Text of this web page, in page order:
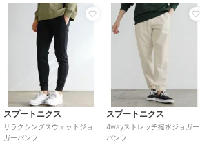
スプートニクス
リラクシングスウェットジョ
ガーパンツ
スプートニクス
4wayストレッチ撥水ジョガー
パンツ